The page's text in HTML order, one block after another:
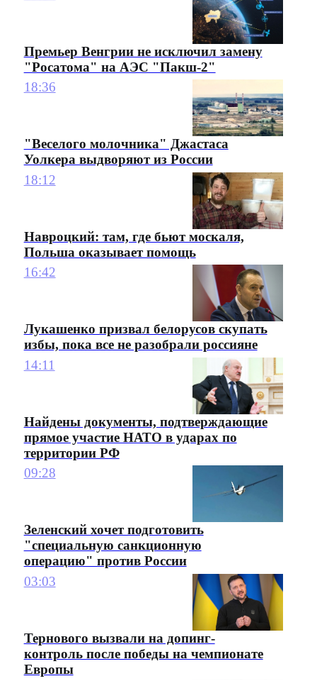
Премьер Венгрии не исключил замену
"Росатома" на АЭС "Пакш-2"
18:36
"Веселого молочника" Джастаса
Уолкера выдворяют из России
18:12
Навроцкий: там, где бьют москаля,
Польша оказывает помощь
16:42
Лукашенко призвал белорусов скупать
избы, пока все не разобрали россияне
14:11
Найдены документы, подтверждающие
прямое участие НАТО в ударах по
территории РФ
09:28
Зеленский хочет подготовить
"специальную санкционную
операцию" против России
03:03
Тернового вызвали на допинг-
контроль после победы на чемпионате
Европы